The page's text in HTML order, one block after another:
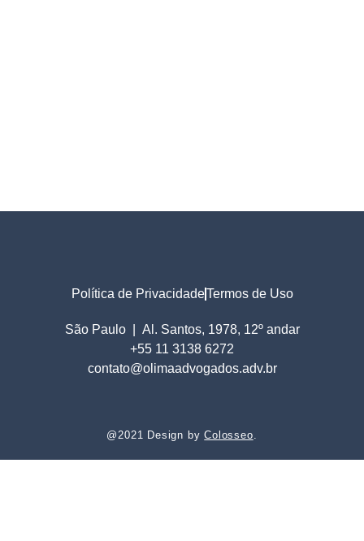
Política de PrivacidadeTermos de Uso
São Paulo | Al. Santos, 1978, 12º andar
+55 11 3138 6272
contato@olimaadvogados.adv.br
@2021 Design byColosseo.